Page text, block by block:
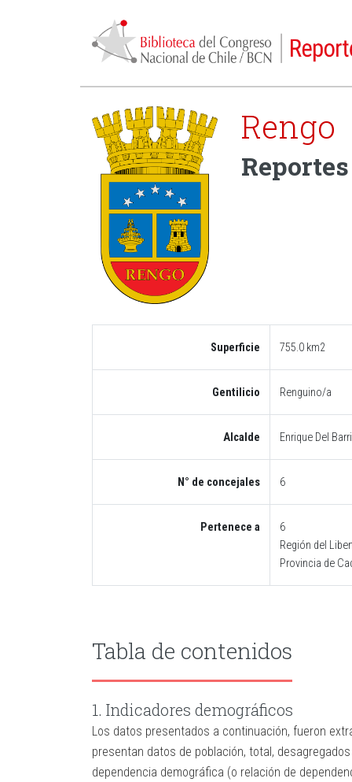
Rengo
Superficie 755.0 km2
Gentilicio Renguino/a
Alcalde Enrique Del
N° de concejales 6
Pertenece a
6
Región del
Provincia de
Tabla de contenidos
1. Indicadores demográficos
Los datos presentados a continuación, fueron
presentan datos de población, total,
dependencia demográfica (o relación de